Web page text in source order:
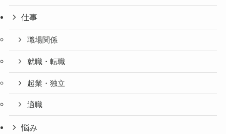
仕事
職場関係
就職・転職
起業・独立
適職
悩み